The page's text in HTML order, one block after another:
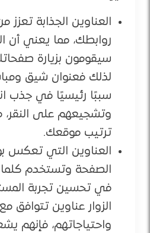
العناوين الجذابة
روابطك، مما يعني أن
سيقومون بزيارة
لذلك فعنوان شيق
سببًا رئيسيًا في جذب
وتشجيعهم على النقر،
ترتيب موقعك.
العناوين التي تعكس
الصفحة وتستخدم
في تحسين تجربة
الزوار عناوين تتوافق
واحتياجاتهم، فإنهم